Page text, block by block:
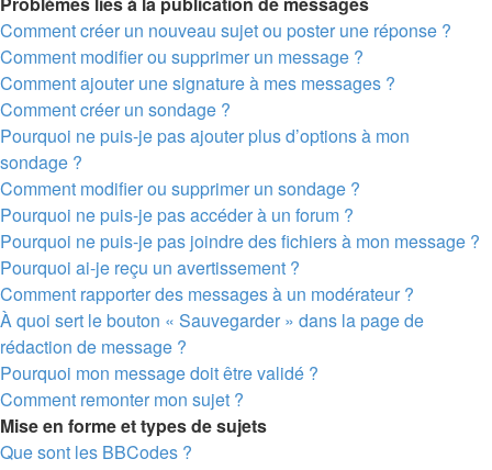
Comment créer un nouveau sujet ou poster une réponse ?
Comment modifier ou supprimer un message ?
Comment ajouter une signature à mes messages ?
Comment créer un sondage ?
Pourquoi ne puis-je pas ajouter plus d’options à mon
sondage ?
Comment modifier ou supprimer un sondage ?
Pourquoi ne puis-je pas accéder à un forum ?
Pourquoi ne puis-je pas joindre des fichiers à mon message ?
Pourquoi ai-je reçu un avertissement ?
Comment rapporter des messages à un modérateur ?
À quoi sert le bouton « Sauvegarder » dans la page de
rédaction de message ?
Pourquoi mon message doit être validé ?
Comment remonter mon sujet ?
Mise en forme et types de sujets
Que sont les BBCodes ?